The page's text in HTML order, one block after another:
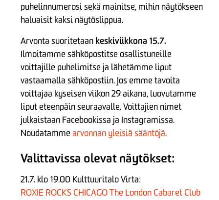
puhelinnumerosi sekä mainitse, mihin näytökseen
haluaisit kaksi näytöslippua.
Arvonta suoritetaan keskiviikkona 15.7.
Ilmoitamme sähköpostitse osallistuneille
voittajille puhelimitse ja lähetämme liput
vastaamalla sähköpostiin. Jos emme tavoita
voittajaa kyseisen viikon 29 aikana, luovutamme
liput eteenpäin seuraavalle. Voittajien nimet
julkaistaan Facebookissa ja Instagramissa.
Noudatammearvonnan yleisiä sääntöjä.
Valittavissa olevat näytökset:
21.7. klo 19.00 Kulttuuritalo Virta:
ROXIE ROCKS CHICAGO The London Cabaret Club